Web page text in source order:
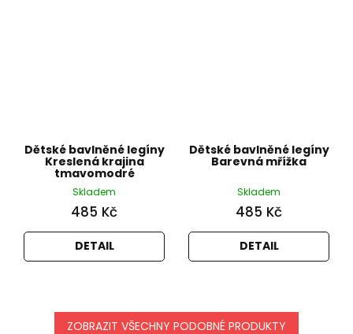
Dětské bavlněné legíny
Kreslená krajina
tmavomodré
Skladem
485 Kč
DETAIL
Dětské bavlněné legíny
Barevná mřížka
Skladem
485 Kč
DETAIL
ZOBRAZIT VŠECHNY PODOBNÉ PRODUKTY